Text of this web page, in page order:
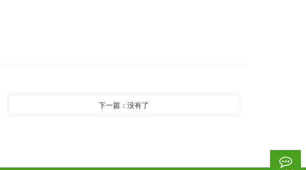
下一篇：没有了